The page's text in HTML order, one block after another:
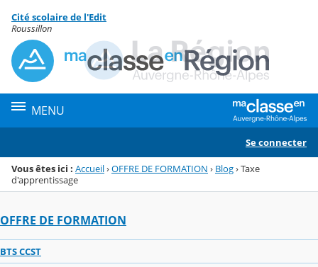
Menu de la rubrique
Contenu
Cité scolaire de l'Edit
Roussillon
MENU
Se connecter
Vous êtes ici : Accueil›OFFRE DE FORMATION › Blog›Taxe
d'apprentissage
OFFRE DE FORMATION
BTS CCST